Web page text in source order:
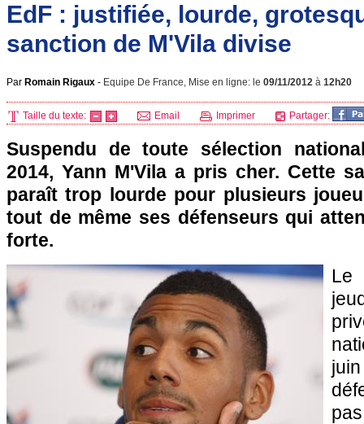
EdF : justifiée, lourde,
sanction de M'Vila divise
Par Romain Rigaux - Equipe De France, Mise en ligne: le 09/11/2012 à 12h20
Taille du texte: Email Imprimer Partager:
Suspendu de toute sélection
2014, Yann M'Vila a pris cher. Cette
paraît trop lourde pour plusieurs
tout de même ses défenseurs qui
forte.
Le